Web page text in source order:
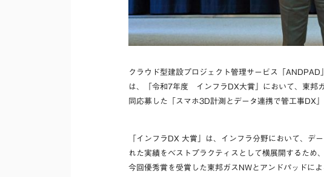
クラウド型建設プロジェクト管理サービス「
は、「令和7年度 インフラDX大賞」において、東邦
同応募した「スマホ3D計測とデータ連携で管工事DX
「インフラDX 大賞」は、インフラ分野において、デ
れた実績をベストプラクティスとして横展開するため
今回優秀賞を受賞した東邦ガスNWとアンドパッドに